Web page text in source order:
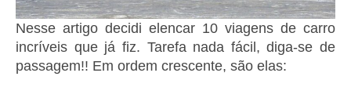
Nesse artigo decidi elencar 10 viagens de carro
incríveis que já fiz. Tarefa nada fácil, diga-se de
passagem!! Em ordem crescente, são elas: